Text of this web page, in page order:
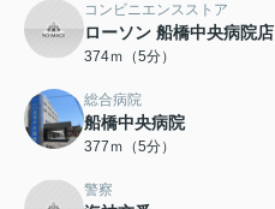
コンビニエンスストア
ローソン 船橋中央病院店
374ｍ（5分）
総合病院
船橋中央病院
377ｍ（5分）
警察